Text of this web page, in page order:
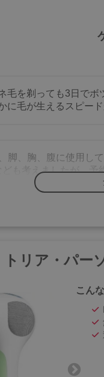
毛を剃っても3日でボ
に毛が生えるスピー
脚、胸、腹に使用し
ども考えましたが、予
庭で手軽に好きな時に
を購入することにしま
ンに通うのは恥ずか
疑でしたがワキも腕も
トリア・パー
こん